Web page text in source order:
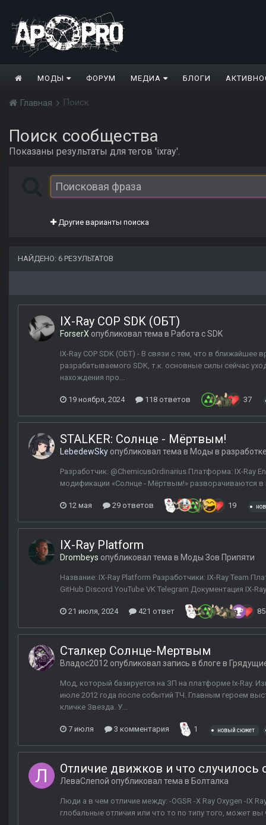
МОДЫ ФОРУМ МЕДИА БЛОГИ
Главная Поиск
Поиск сообщества
Показаны результаты для тегов 'ixray'.
Другие варианты поиска
НАЙДЕНО: 6 РЕЗУЛЬТАТОВ
IX-Ray COP SDK (ОБТ)
ForserX опубликовал тема в Работа с SDK
IX-Ray COP SDK (ОБТ) - В связи с тем, что в
разрабатываемого SDK, т.к. основные силы сейчас
нахождения про...
19 ноября, 2024 118 ответов 37
STALKER: Солнце - Мёртвым!
LebedewSky опубликовал тема в Моды в
Разработчик: @ChemicusOrdinarius Платформа: IX-Ray
модификации «Солнце - Мёртвым!» разворачиваются в
12 мая 29 ответов 19
IX-Ray Platform
Drombeys опубликовал тема в Моды Зов Припяти
Название: IX-Ray Platform Разработчики: IX-Ray Team
GitHub Discord YouTube VK Telegram Документация
21 июля, 2024 421 ответ 85
Сталкер Солнце-Мертвым
Владос2012 опубликовал запись в блоге в
Мод, который базируется на ЗП на платформе Ix-Ray.
июле 2012 года после событий ТЧ. Главным героем
кличке Звезда. У...
7 июля 3 комментария 1 новый сюжет
Отличие движков и что случилось
ЛеваСлепой опубликовал тема в Болталка
Люди а в чем отличие между: -OGSR -X Ray Oxygen -IX
глобальные отличия или что то по типу того, может